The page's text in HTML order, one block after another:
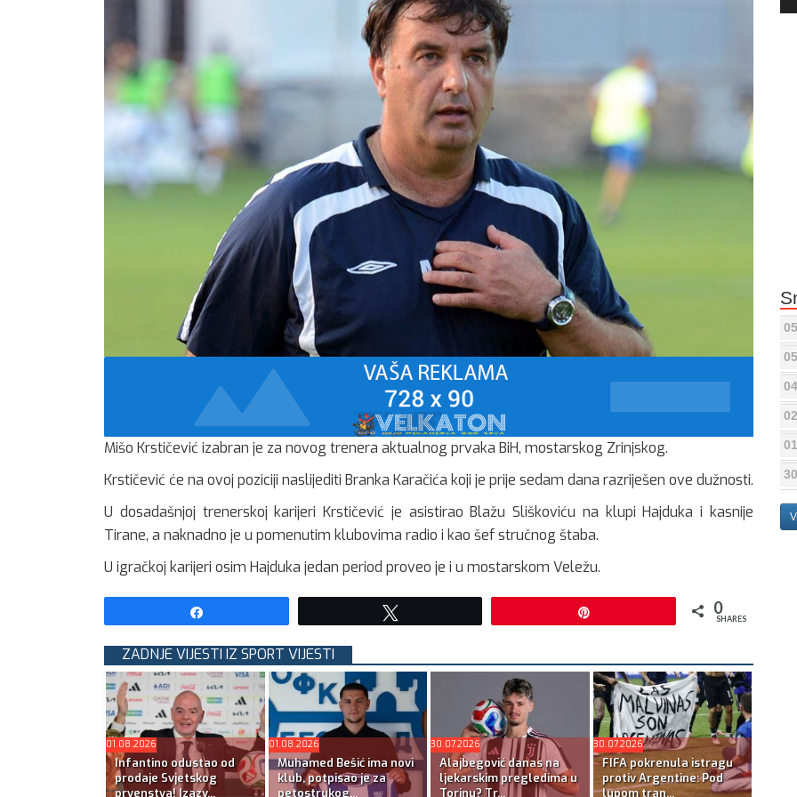
Mišo Krstičević izabran je za novog trenera aktualnog prvaka BiH, mostarskog Zrinjskog.
Krstičević će na ovoj poziciji naslijediti Branka Karačića koji je prije sedam dana razriješen ove dužnosti.
U dosadašnjoj trenerskoj karijeri Krstičević je asistirao Blažu Sliškoviću na klupi Hajduka i kasnije
Tirane, a naknadno je u pomenutim klubovima radio i kao šef stručnog štaba.
U igračkoj karijeri osim Hajduka jedan period proveo je i u mostarskom Veležu.
0
SHARES
ZADNJE VIJESTI IZ SPORT VIJESTI
01.08.2026
Infantino odustao od
prodaje Svjetskog
prvenstva! Izazv...
01.08.2026
Muhamed Bešić ima novi
klub, potpisao je za
petostrukog...
30.07.2026
Alajbegović danas na
ljekarskim pregledima u
Torinu? Tr...
30.07.2026
FIFA pokrenula istragu
protiv Argentine: Pod
lupom tran...